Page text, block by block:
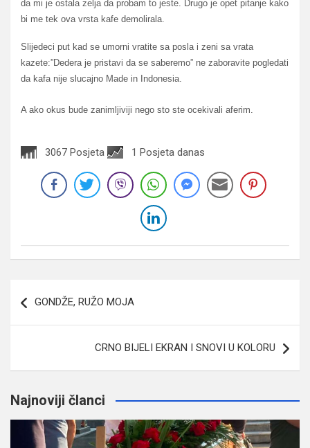
da mi je ostala zelja da probam to jeste. Drugo je opet pitanje kako
bi me tek ova vrsta kafe demolirala.
Slijedeci put kad se umorni vratite sa posla i zeni sa vrata
kazete:”Dedera je pristavi da se saberemo” ne zaboravite pogledati
da kafa nije slucajno Made in Indonesia.
A ako okus bude zanimljiviji nego sto ste ocekivali aferim.
3067 Posjeta 1 Posjeta danas
članaka
GONDŽE, RUŽO MOJA
CRNO BIJELI EKRAN I SNOVI U KOLORU
Najnoviji članci